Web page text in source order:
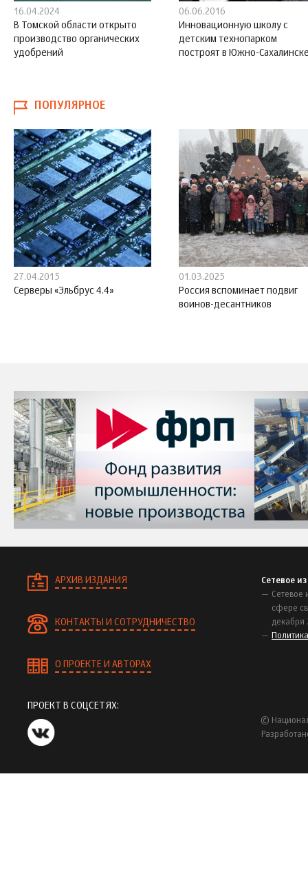
16.04.2024
В Томской области открыто
производство органических
удобрений
06.06.2016
Инновационную школу с
детским технопарком
построят в Южно-
ПОПУЛЯРНОЕ
27.04.2015
Серверы «Эльбрус 4.4»
01.03.2025
Россия вспоминает подвиг
воинов-десантников
АРХИВ ИЗДАНИЯ
КОНТАКТЫ И СОТРУДНИЧЕСТВО
О ПРОЕКТЕ И АВТОРАХ
Сетевое
Сетевое
сфере
декабря
ПРОЕКТ В СОЦСЕТЯХ:
©